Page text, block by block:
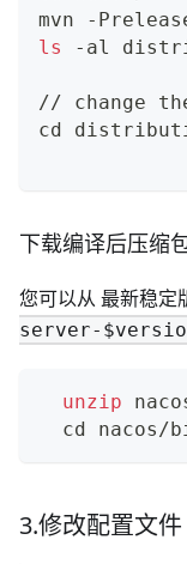
mvn -
ls
-al
// change
cd
下载编译后压缩
您可以从 最新稳定
server-
unzip
cd
nacos/
3.修改配置文件